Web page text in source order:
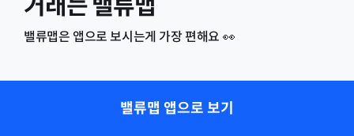
거래는 밸류맵
밸류맵은 앱으로 보시는게 가장 편해요 👀
밸류맵 앱으로 보기